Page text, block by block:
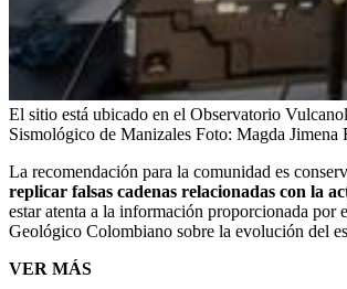
El sitio está ubicado en el Observatorio
Sismológico de Manizales Foto: Magda Jimena
La recomendación para la comunidad es
replicar falsas cadenas relacionadas con la
estar atenta a la información proporcionada por
Geológico Colombiano sobre la evolución del
VER MÁS